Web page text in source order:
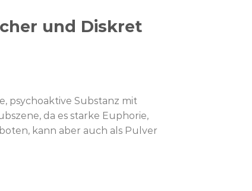
und Diskret
psychoaktive Substanz mit
da es starke Euphorie,
kann aber auch als Pulver